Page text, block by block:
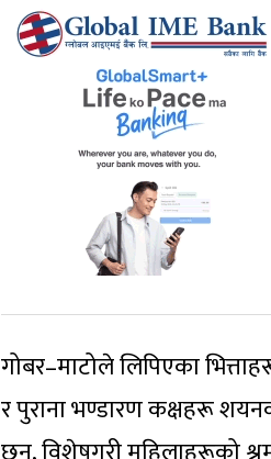
गोबर–माटोले लिपिएका
र पुराना भण्डारण कक्षहरू